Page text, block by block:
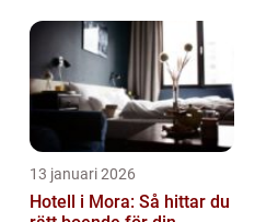
13 januari 2026
Hotell i Mora: Så hittar du